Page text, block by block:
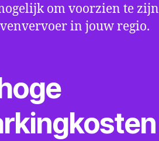
om voorzien te zijn
in jouw regio.